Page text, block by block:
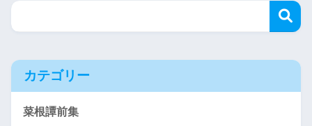
カテゴリー
菜根譚前集